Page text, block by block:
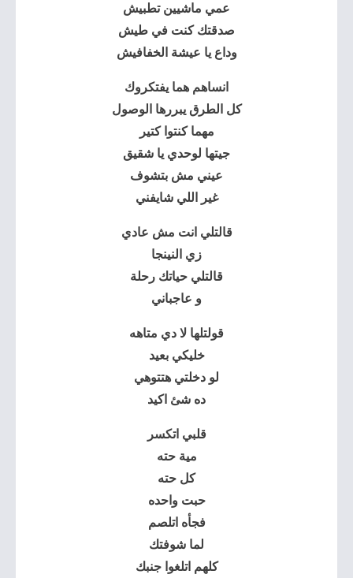
عمي ماشيين تطبيش
صدقتك كنت في طيش
وداع يا عيشة الخفافيش
انساهم هما يفتكروك
كل الطرق يبررها الوصول
مهما كنتوا كتير
جيتها لوحدي يا شقيق
عيني مش بتشوف
غير اللي شايفني
قالتلي انت مش عادي
زي النينجا
قالتلي حياتك رحلة
و عاجباني
قولتلها لا دي متاهه
خليكي بعيد
لو دخلتي هتتوهي
ده شئ اكيد
قلبي اتكسر
مية حته
كل حته
حبت واحده
فجأه اتلصم
لما شوفتك
كلهم اتلغوا جنبك